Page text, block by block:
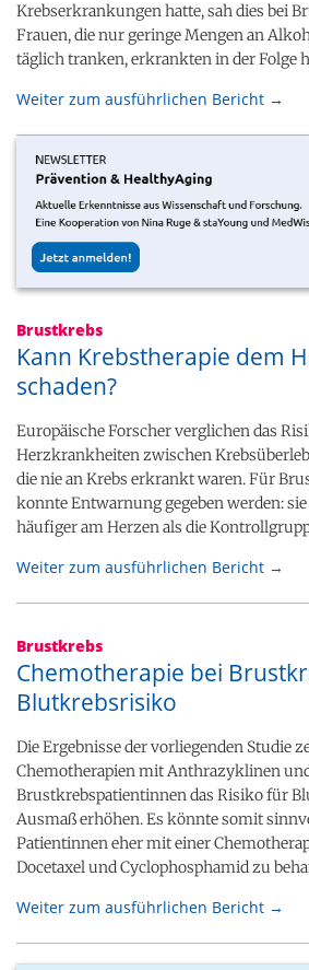
Krebserkrankungen hatte, sah dies bei
Frauen, die nur geringe Mengen an
täglich tranken, erkrankten in der Folge
Weiter zum ausführlichen Bericht →
Brustkrebs
Kann Krebstherapie dem
schaden?
Europäische Forscher verglichen das
Herzkrankheiten zwischen
die nie an Krebs erkrankt waren. Für
konnte Entwarnung gegeben werden:
häufiger am Herzen als die
Weiter zum ausführlichen Bericht →
Brustkrebs
Chemotherapie bei
Blutkrebsrisiko
Die Ergebnisse der vorliegenden Studie
Chemotherapien mit Anthrazyklinen
Brustkrebspatientinnen das Risiko für
Ausmaß erhöhen. Es könnte somit
Patientinnen eher mit einer
Docetaxel und Cyclophosphamid zu
Weiter zum ausführlichen Bericht →